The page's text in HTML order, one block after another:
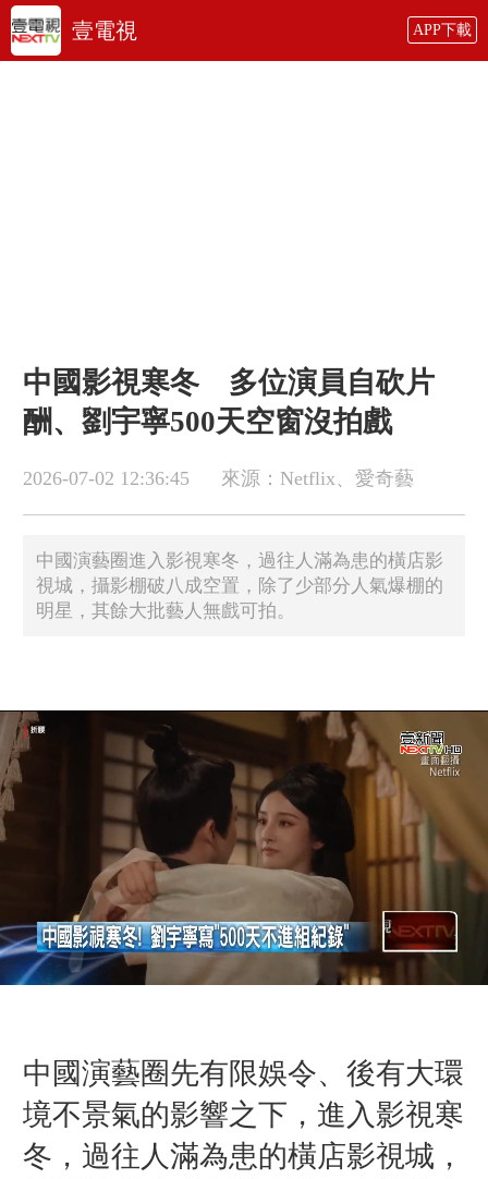
壹電視 APP下載
中國影視寒冬 多位演員自砍片
酬、劉宇寧500天空窗沒拍戲
2026-07-02 12:36:45 來源：Netflix、愛奇藝
中國演藝圈進入影視寒冬，過往人滿為患的橫店影
視城，攝影棚破八成空置，除了少部分人氣爆棚的
明星，其餘大批藝人無戲可拍。
中國演藝圈先有限娛令、後有大環
境不景氣的影響之下，進入影視寒
冬，過往人滿為患的橫店影視城，